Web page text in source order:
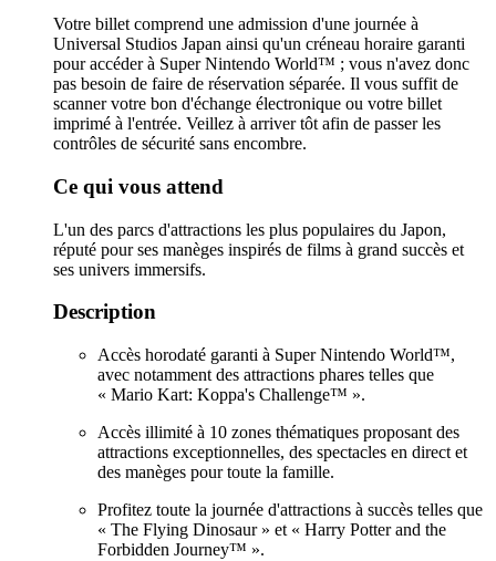
Votre billet comprend une admission d'une journée à
Universal Studios Japan ainsi qu'un créneau horaire garanti
pour accéder à Super Nintendo World™ ; vous n'avez donc
pas besoin de faire de réservation séparée. Il vous suffit de
scanner votre bon d'échange électronique ou votre billet
imprimé à l'entrée. Veillez à arriver tôt afin de passer les
contrôles de sécurité sans encombre.
Ce qui vous attend
L'un des parcs d'attractions les plus populaires du Japon,
réputé pour ses manèges inspirés de films à grand succès et
ses univers immersifs.
Description
Accès horodaté garanti à Super Nintendo World™,
avec notamment des attractions phares telles que
« Mario Kart: Koppa's Challenge™ ».
Accès illimité à 10 zones thématiques proposant des
attractions exceptionnelles, des spectacles en direct et
des manèges pour toute la famille.
Profitez toute la journée d'attractions à succès telles que
« The Flying Dinosaur » et « Harry Potter and the
Forbidden Journey™ ».